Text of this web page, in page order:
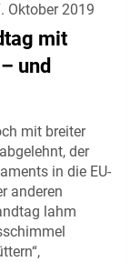
Oktober 2019
mit
und
mit breiter
der
in die EU-
anderen
lahm